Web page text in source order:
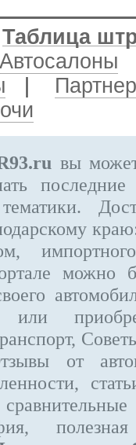
Таблица
Автосалоны
вы
можно
или
от